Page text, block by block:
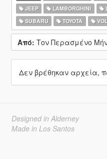
JEEP
LAMBORGHINI
SUBARU
TOYOTA
Από: Τον Περασμένο
Δεν βρέθηκαν αρχεία,
Designed in Alderney
Made in Los Santos